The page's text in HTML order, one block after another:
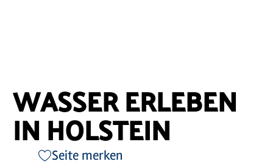
WASSER ERLEBEN
IN HOLSTEIN
Seite merken